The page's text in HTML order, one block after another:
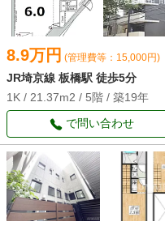
8.9万円 (管理費等：15,000円)
JR埼京線 板橋駅 徒歩5分
1K / 21.37m2 / 5階 / 築19年
で問い合わせ